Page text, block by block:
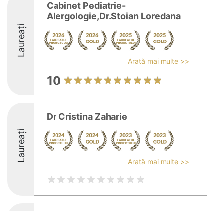
Laureați
Cabinet Pediatrie-
Alergologie,Dr.Stoian Loredana
Arată mai multe >>
10
Laureați
Dr Cristina Zaharie
Arată mai multe >>